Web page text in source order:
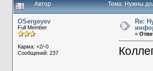
Автор Тема: Нужны
OSergeyev
Full Member
Карма: +2/-0
Сообщений: 237
Re:
«